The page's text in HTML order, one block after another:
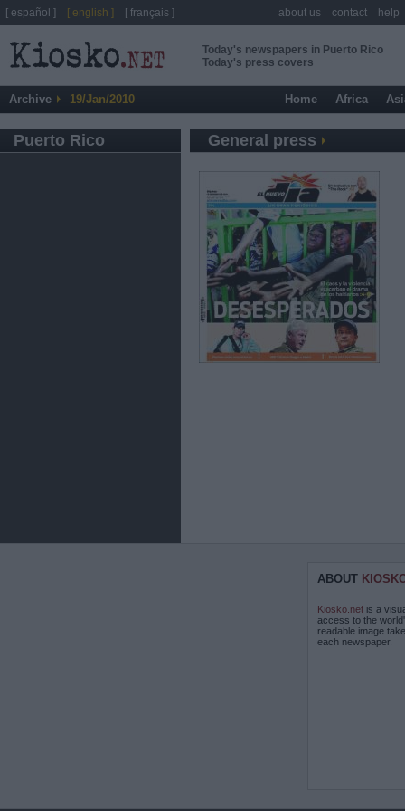
Today's newspapers in Puerto Rico
Today's press covers
Archive 19/Jan/2010 Home Africa
Puerto Rico General press
ABOUT
Kiosko.net is a
access to the
readable image
each newspaper.
[ español ] [ english ] [ français ] about us contact help